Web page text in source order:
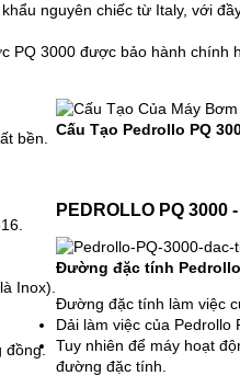
nguyên chiếc từ Italy, với
PQ 3000 được bảo hành chính
bền.
Inox).
đồng.
Cấu Tạo Pedrollo PQ
PEDROLLO PQ 3000
Đường đặc tính Pedrollo
Đường đặc tính làm việc
Dải làm việc của
Tuy nhiên để máy hoạt
đường đặc tính.